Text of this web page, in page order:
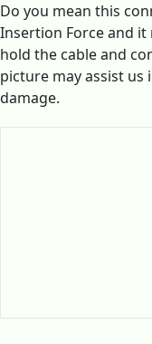
Do you mean this
Insertion Force and it
hold the cable and
picture may assist
damage.